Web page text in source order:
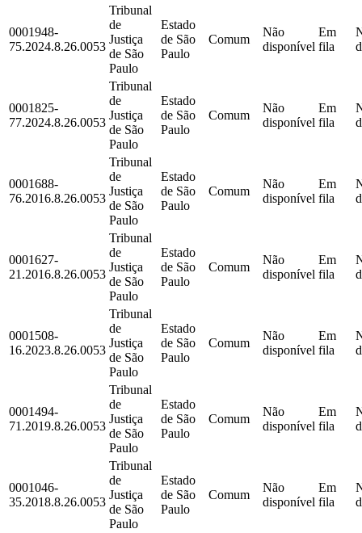
0001948-
75.2024.8.26.0053
Tribunal
de
Justiça
de São
Paulo
Estado
de São
Paulo
Comum
Não
disponível
Em
fila
0001825-
77.2024.8.26.0053
Tribunal
de
Justiça
de São
Paulo
Estado
de São
Paulo
Comum
Não
disponível
Em
fila
0001688-
76.2016.8.26.0053
Tribunal
de
Justiça
de São
Paulo
Estado
de São
Paulo
Comum
Não
disponível
Em
fila
0001627-
21.2016.8.26.0053
Tribunal
de
Justiça
de São
Paulo
Estado
de São
Paulo
Comum
Não
disponível
Em
fila
0001508-
16.2023.8.26.0053
Tribunal
de
Justiça
de São
Paulo
Estado
de São
Paulo
Comum
Não
disponível
Em
fila
0001494-
71.2019.8.26.0053
Tribunal
de
Justiça
de São
Paulo
Estado
de São
Paulo
Comum
Não
disponível
Em
fila
0001046-
35.2018.8.26.0053
Tribunal
de
Justiça
de São
Paulo
Estado
de São
Paulo
Comum
Não
disponível
Em
fila